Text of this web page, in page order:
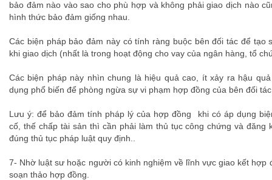
bảo đảm nào vào sao cho phù hợp và không phải giao dịch nào
hình thức bảo đảm giống nhau.
Các biện pháp bảo đảm này có tính ràng buộc bên đối tác để tạo
khi giao dịch (nhất là trong hoạt động cho vay của ngân hàng, tổ
Các biện pháp này nhìn chung là hiệu quả cao, ít xảy ra hậu
dụng phổ biến để phòng ngừa sự vi phạm hợp đồng của bên đối
Lưu ý: để bảo đảm tính pháp lý của hợp đồng khi có áp dụng
cố, thế chấp tài sản thì cần phải làm thủ tục công chứng và đăng
đúng thủ tục pháp luật quy định..
7- Nhờ luật sư hoặc người có kinh nghiệm về lĩnh vực giao kết hợp
soạn thảo hợp đồng.